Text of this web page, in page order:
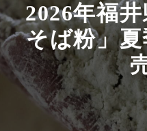
2026年福
そば粉」